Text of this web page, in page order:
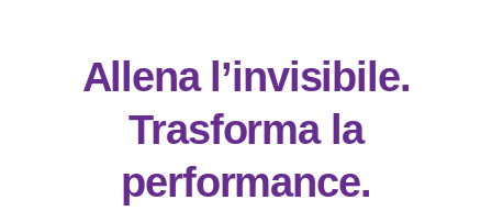
Allena l’invisibile.
Trasforma la
performance.